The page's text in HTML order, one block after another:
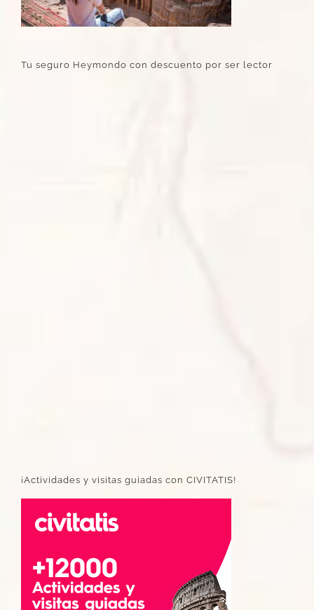
Tu seguro Heymondo con descuento por ser lector
¡Actividades y visitas guiadas con CIVITATIS!